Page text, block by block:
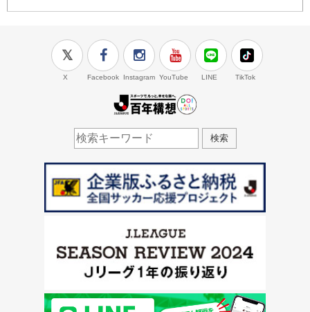
X Facebook Instagram YouTube LINE TikTok
検索